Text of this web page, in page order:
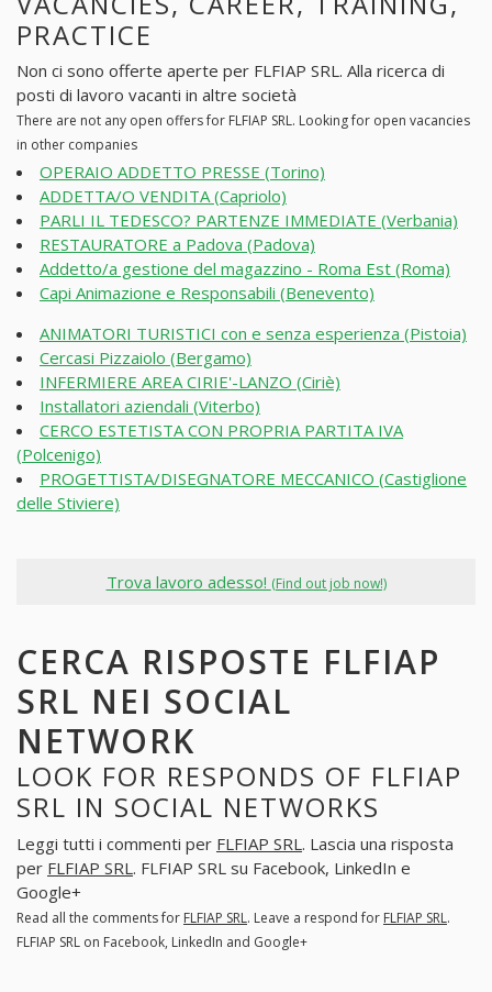
PRACTICE
Non ci sono offerte aperte per FLFIAP SRL. Alla ricerca di
posti di lavoro vacanti in altre società
There are not any open offers for FLFIAP SRL. Looking for open vacancies
in other companies
OPERAIO ADDETTO PRESSE (Torino)
ADDETTA/O VENDITA (Capriolo)
PARLI IL TEDESCO? PARTENZE IMMEDIATE (Verbania)
RESTAURATORE a Padova (Padova)
Addetto/a gestione del magazzino - Roma Est (Roma)
Capi Animazione e Responsabili (Benevento)
ANIMATORI TURISTICI con e senza esperienza (Pistoia)
Cercasi Pizzaiolo (Bergamo)
INFERMIERE AREA CIRIE'-LANZO (Ciriè)
Installatori aziendali (Viterbo)
CERCO ESTETISTA CON PROPRIA PARTITA IVA
(Polcenigo)
PROGETTISTA/DISEGNATORE MECCANICO (Castiglione
delle Stiviere)
Trova lavoro adesso! (Find out job now!)
CERCA RISPOSTE FLFIAP
SRL NEI SOCIAL
NETWORK
LOOK FOR RESPONDS OF FLFIAP
SRL IN SOCIAL NETWORKS
Leggi tutti i commenti per FLFIAP SRL . Lascia una risposta
per FLFIAP SRL . FLFIAP SRL su Facebook, LinkedIn e
Google+
Read all the comments for FLFIAP SRL. Leave a respond for FLFIAP SRL.
FLFIAP SRL on Facebook, LinkedIn and Google+